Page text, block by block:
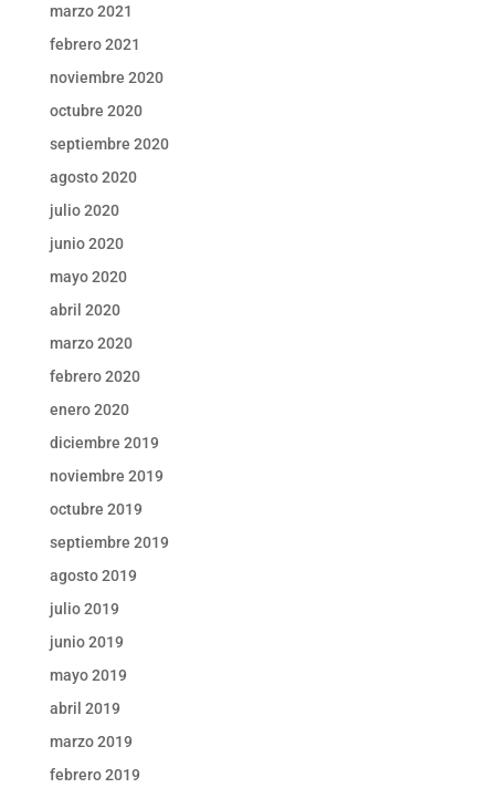
marzo 2021
febrero 2021
noviembre 2020
octubre 2020
septiembre 2020
agosto 2020
julio 2020
junio 2020
mayo 2020
abril 2020
marzo 2020
febrero 2020
enero 2020
diciembre 2019
noviembre 2019
octubre 2019
septiembre 2019
agosto 2019
julio 2019
junio 2019
mayo 2019
abril 2019
marzo 2019
febrero 2019